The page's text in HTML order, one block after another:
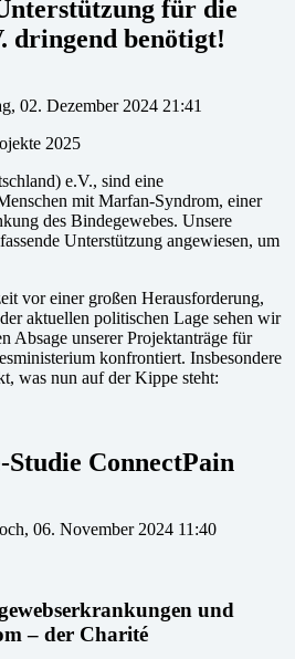
für die
dringend benötigt!
02. Dezember 2024 21:41
e.V., sind eine
mit Marfan-Syndrom, einer
des Bindegewebes. Unsere
Unterstützung angewiesen, um
vor einer großen Herausforderung,
aktuellen politischen Lage sehen wir
Absage unserer Projektanträge für
konfrontiert. Insbesondere
was nun auf der Kippe steht:
ConnectPain
06. November 2024 11:40
und
– der Charité